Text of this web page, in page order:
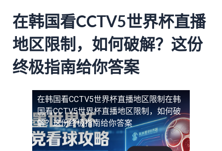
在韩国看CCTV5世界杯直播
地区限制，如何破解？这份
终极指南给你答案
在韩国看CCTV5世界杯直播地区限制 在韩
国看CCTV5世界杯直播地区限制，如何破
解？这份终极指南给你答案